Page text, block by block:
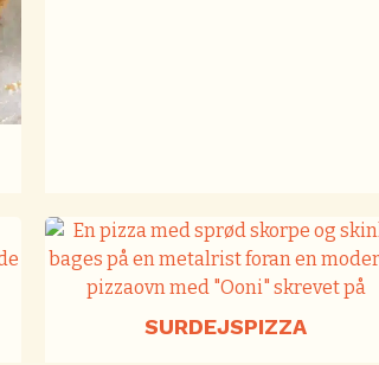
SURDEJSPIZZA